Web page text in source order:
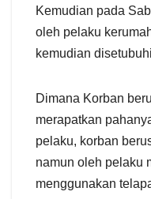
Kemudian pada
oleh pelaku
kemudian
Dimana Korban
merapatkan
pelaku, korban
namun oleh pelaku
menggunakan